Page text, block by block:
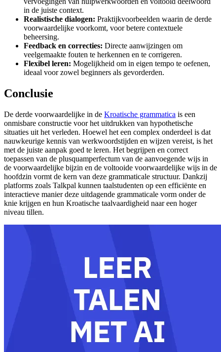
in de juiste context.
Realistische dialogen: Praktijkvoorbeelden waarin de derde
voorwaardelijke voorkomt, voor betere contextuele
beheersing.
Feedback en correcties: Directe aanwijzingen om
veelgemaakte fouten te herkennen en te corrigeren.
Flexibel leren: Mogelijkheid om in eigen tempo te oefenen,
ideaal voor zowel beginners als gevorderden.
Conclusie
De derde voorwaardelijke in de Kroatische grammatica is een
onmisbare constructie voor het uitdrukken van hypothetische
situaties uit het verleden. Hoewel het een complex onderdeel is dat
nauwkeurige kennis van werkwoordstijden en wijzen vereist, is het
met de juiste aanpak goed te leren. Het begrijpen en correct
toepassen van de plusquamperfectum van de aanvoegende wijs in
de voorwaardelijke bijzin en de voltooide voorwaardelijke wijs in de
hoofdzin vormt de kern van deze grammaticale structuur. Dankzij
platforms zoals Talkpal kunnen taalstudenten op een efficiënte en
interactieve manier deze uitdagende grammaticale vorm onder de
knie krijgen en hun Kroatische taalvaardigheid naar een hoger
niveau tillen.